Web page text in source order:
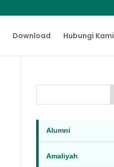
Download Hubungi Kami
Alumni
Amaliyah